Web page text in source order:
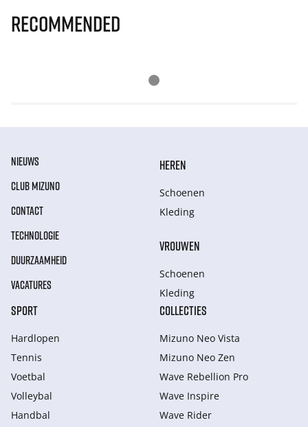
Recommended
NIEUWS
CLUB MIZUNO
CONTACT
TECHNOLOGIE
DUURZAAMHEID
VACATURES
HEREN
Schoenen
Kleding
VROUWEN
Schoenen
Kleding
SPORT
Hardlopen
Tennis
Voetbal
Volleybal
Handbal
COLLECTIES
Mizuno Neo Vista
Mizuno Neo Zen
Wave Rebellion Pro
Wave Inspire
Wave Rider